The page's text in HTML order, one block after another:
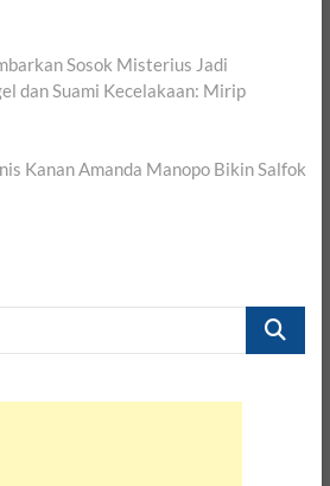
Sosok Misterius Jadi
dan Suami Kecelakaan: Mirip
Kanan Amanda Manopo Bikin Salfok
CARI